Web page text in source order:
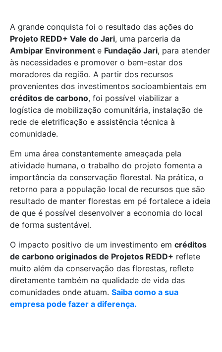
A grande conquista foi o resultado das ações do
Projeto REDD+ Vale do Jari, uma parceria da
Ambipar Environment e Fundação Jari, para atender
às necessidades e promover o bem-estar dos
moradores da região. A partir dos recursos
provenientes dos investimentos socioambientais em
créditos de carbono, foi possível viabilizar a
logística de mobilização comunitária, instalação de
rede de eletrificação e assistência técnica à
comunidade.
Em uma área constantemente ameaçada pela
atividade humana, o trabalho do projeto fomenta a
importância da conservação florestal. Na prática, o
retorno para a população local de recursos que são
resultado de manter florestas em pé fortalece a ideia
de que é possível desenvolver a economia do local
de forma sustentável.
O impacto positivo de um investimento em créditos
de carbono originados de Projetos REDD+ reflete
muito além da conservação das florestas, reflete
diretamente também na qualidade de vida das
comunidades onde atuam. Saiba como a sua
empresa pode fazer a diferença.